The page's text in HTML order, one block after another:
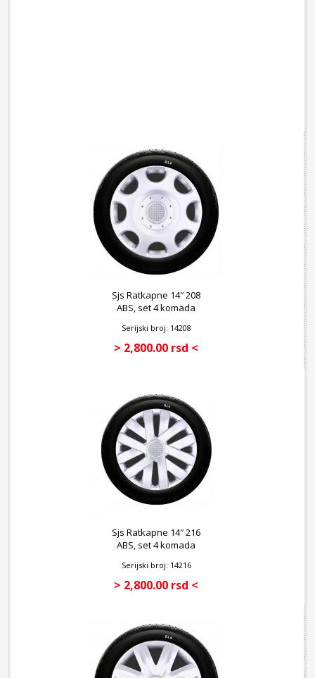
Sjs Ratkapne 14″ 208
ABS, set 4 komada
Serijski broj: 14208
> 2,800.00 rsd <
Sjs Ratkapne 14″ 216
ABS, set 4 komada
Serijski broj: 14216
> 2,800.00 rsd <